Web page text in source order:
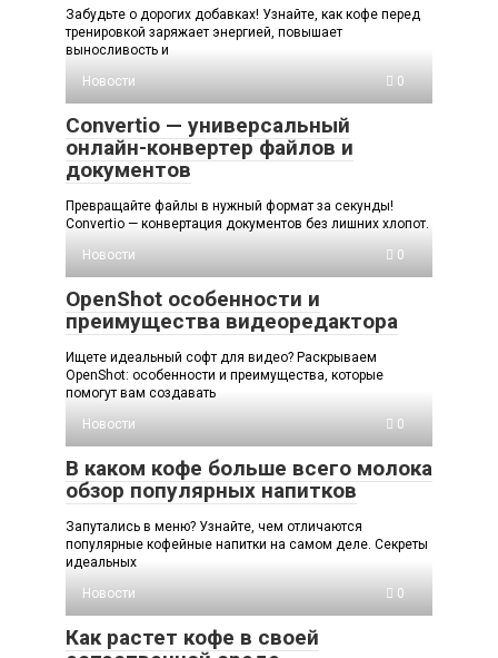
Забудьте о дорогих добавках! Узнайте, как кофе перед
тренировкой заряжает энергией, повышает
выносливость и
Новости
0
Convertio — универсальный
онлайн-конвертер файлов и
документов
Превращайте файлы в нужный формат за секунды!
Convertio — конвертация документов без лишних хлопот.
Новости
0
OpenShot особенности и
преимущества видеоредактора
Ищете идеальный софт для видео? Раскрываем
OpenShot: особенности и преимущества, которые
помогут вам создавать
Новости
0
В каком кофе больше всего молока
обзор популярных напитков
Запутались в меню? Узнайте, чем отличаются
популярные кофейные напитки на самом деле. Секреты
идеальных
Новости
0
Как растет кофе в своей